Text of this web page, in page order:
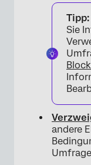
Tipp:
Sie
andere